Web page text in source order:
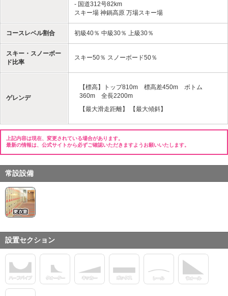
- 国道312号82km
スキー場 神鍋高原 万場スキー場
コースレベル割合 初級40％ 中級30％ 上級30％
スキー・スノーボー
ド比率
スキー50％ スノーボード50％
ゲレンデ
【標高】トップ810m 標高差450m ボトム
360m 全長2200m
【最大滑走距離】 【最大傾斜】
上記内容は現在、変更されている場合があります。
最新の情報は、公式サイトから必ずご確認いただきますようお願いいたします。
常設設備
設置セクション